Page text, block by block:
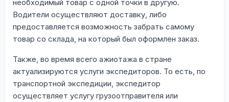
необходимый товар с одной точки в другую.
Водители осуществляют доставку, либо
предоставляется возможность забрать самому
товар со склада, на который был оформлен заказ.
Также, во время всего ажиотажа в стране
актуализируются услуги экспедиторов. То есть, по
транспортной экспедиции, экспедитор
осуществляет услугу грузоотправителя или